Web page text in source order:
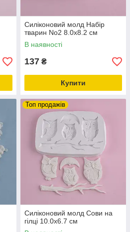
Силіконовий молд Набір
тварин No2 8.0х8.2 см
В наявності
137 ₴
Купити
Топ продажів
Силіконовий молд Сови на
гілці 10.0х6.7 см